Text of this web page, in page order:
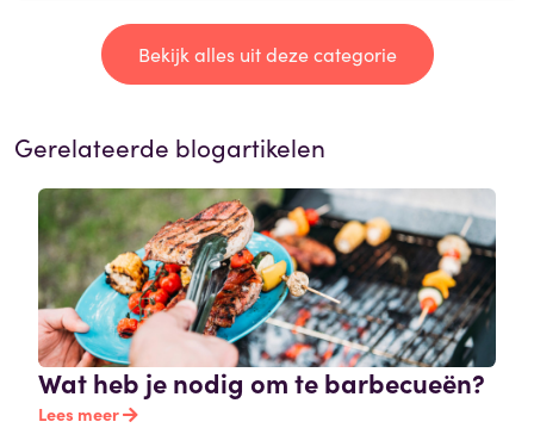
Bekijk alles uit deze categorie
Gerelateerde blogartikelen
Wat heb je nodig om te barbecueën?
Lees meer